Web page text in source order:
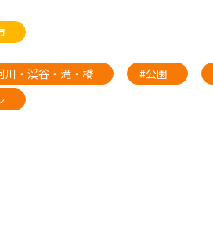
川・渓谷・滝・橋 #公園